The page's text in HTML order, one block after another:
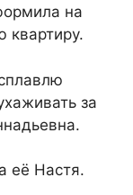
на
квартиру.
за
её Настя.